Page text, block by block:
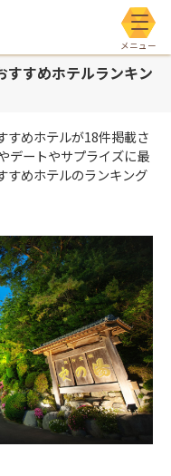
メニ
すすめホテルランキン
すめホテルが18件掲載さ
デートやサプライズに最
すめホテルのランキング